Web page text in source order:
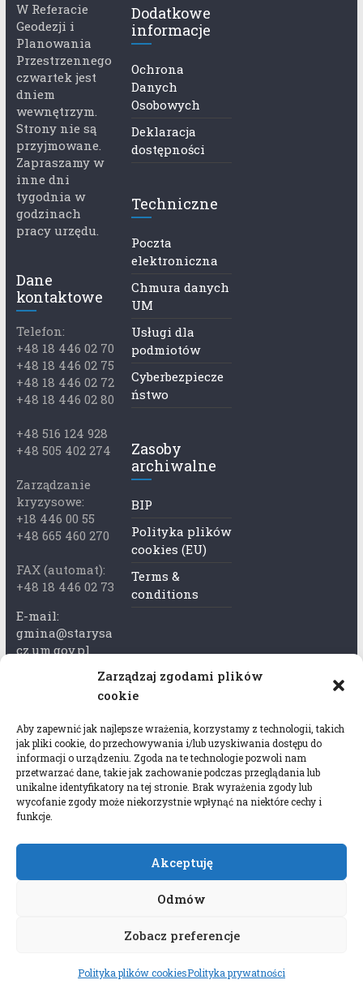
Zarządzaj zgodami plików
cookie
Aby zapewnić jak najlepsze wrażenia, korzystamy z technologii, takich
jak pliki cookie, do przechowywania i/lub uzyskiwania dostępu do
informacji o urządzeniu. Zgoda na te technologie pozwoli nam
przetwarzać dane, takie jak zachowanie podczas przeglądania lub
unikalne identyfikatory na tej stronie. Brak wyrażenia zgody lub
wycofanie zgody może niekorzystnie wpłynąć na niektóre cechy i
funkcje.
Akceptuję
Odmów
Zobacz preferencje
Polityka plików cookiesPolityka prywatności
W Referacie
Geodezji i
Planowania
Przestrzennego
czwartek jest
dniem
wewnętrzym.
Strony nie są
przyjmowane.
Zapraszamy w
inne dni
tygodnia w
godzinach
pracy urzędu.
Dane
kontaktowe
Telefon:
+48 18 446 02 70
+48 18 446 02 75
+48 18 446 02 72
+48 18 446 02 80
+48 516 124 928
+48 505 402 274
Zarządzanie
kryzysowe:
+18 446 00 55
+48 665 460 270
FAX (automat):
+48 18 446 02 73
E-mail:
gmina@starysa
cz.um.gov.pl
Adres skrzynki
rytka
Adres do e-
Doręczeń:
AEL-97528-
78647-USWGJ-
Dodatkowe
informacje
Ochrona
Danych
Osobowych
Deklaracja
dostępności
Techniczne
Poczta
elektroniczna
Chmura danych
UM
Usługi dla
podmiotów
Cyberbezpiecze
ństwo
Zasoby
archiwalne
BIP
Polityka plików
cookies (EU)
Terms &
conditions
Copyright © 2026Gmina Stary Sącz